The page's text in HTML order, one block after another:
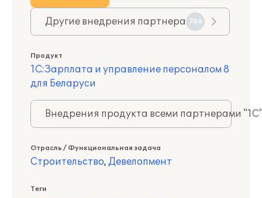
Другие внедрения партнера 706
Продукт
1С:Зарплата и управление персоналом 8
для Беларуси
Внедрения продукта всеми партнерами
Отрасль / Функциональная задача
Строительство, Девелопмент
Теги